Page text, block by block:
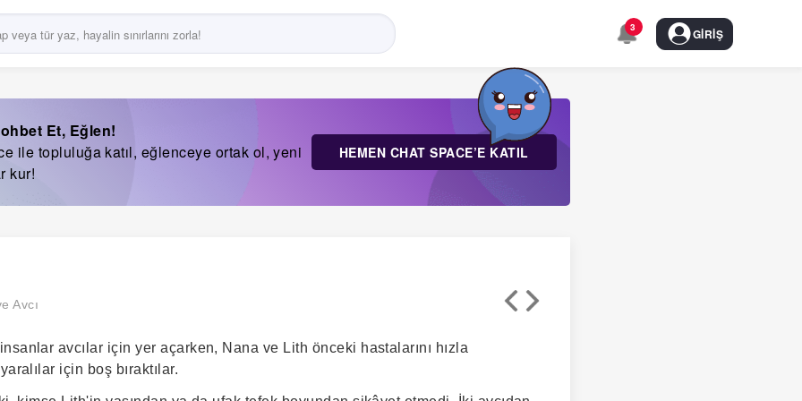
3 GIRIŞ
Et, Eğlen!
ile topluluğa katıl, eğlenceye ortak ol, yeni
kur!
HEMEN CHAT SPACE’E KATIL
Avcı
avcılar için yer açarken, Nana ve Lith önceki hastalarını hızla
için boş bıraktılar.